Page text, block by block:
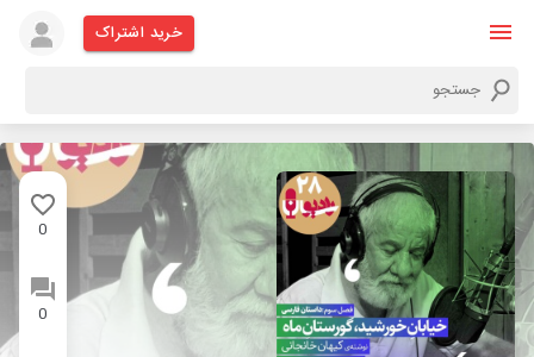
خرید اشتراک
0
0